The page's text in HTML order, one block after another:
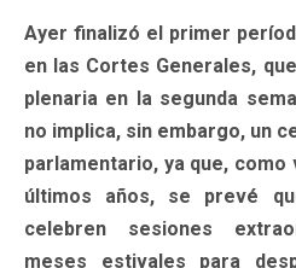
Ayer finalizó el primer
en las Cortes Generales,
plenaria en la segunda
no implica, sin embargo, un
parlamentario, ya que,
últimos años, se prevé
celebren sesiones
meses estivales para